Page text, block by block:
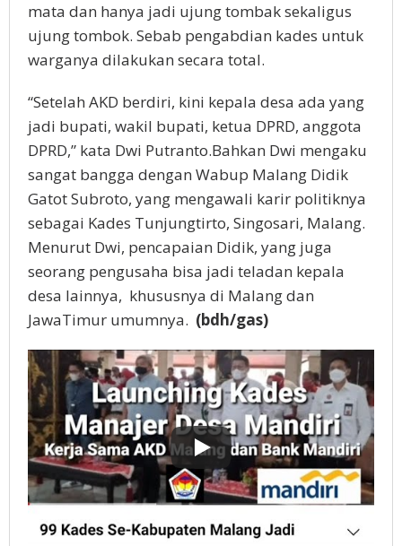
mata dan hanya jadi ujung tombak sekaligus
ujung tombok. Sebab pengabdian kades untuk
warganya dilakukan secara total.
“Setelah AKD berdiri, kini kepala desa ada yang
jadi bupati, wakil bupati, ketua DPRD, anggota
DPRD,” kata Dwi Putranto.Bahkan Dwi mengaku
sangat bangga dengan Wabup Malang Didik
Gatot Subroto, yang mengawali karir politiknya
sebagai Kades Tunjungtirto, Singosari, Malang.
Menurut Dwi, pencapaian Didik, yang juga
seorang pengusaha bisa jadi teladan kepala
desa lainnya, khususnya di Malang dan
JawaTimur umumnya. (bdh/gas)